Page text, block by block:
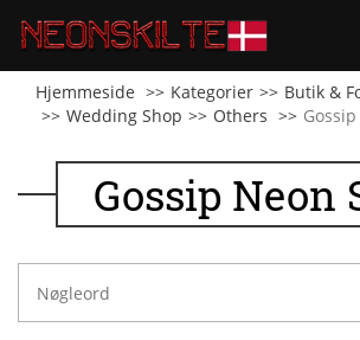
Hjemmeside
Kategorier
Butik &
Wedding Shop
Others
Gossip Neon